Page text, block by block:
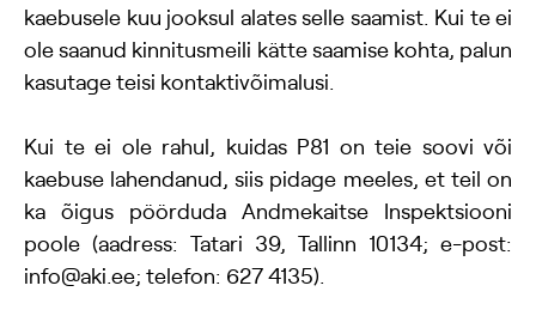
kaebusele kuu jooksul alates selle saamist. Kui te ei
ole saanud kinnitusmeili kätte saamise kohta, palun
kasutage teisi kontaktivõimalusi.
Kui te ei ole rahul, kuidas P81 on teie soovi või
kaebuse lahendanud, siis pidage meeles, et teil on
ka õigus pöörduda Andmekaitse Inspektsiooni
poole (aadress: Tatari 39, Tallinn 10134; e-post:
info@aki.ee; telefon: 627 4135).